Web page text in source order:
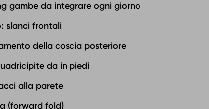
gambe da integrare ogni giorno
slanci frontali‍
della coscia posteriore
da in piedi‍
alla parete
(forward fold)‍